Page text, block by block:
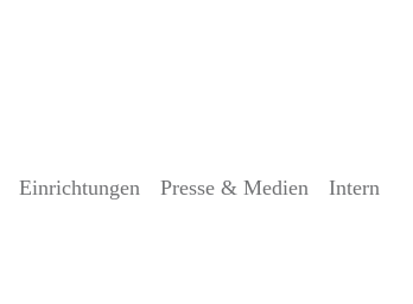
Einrichtungen Presse & Medien Intern